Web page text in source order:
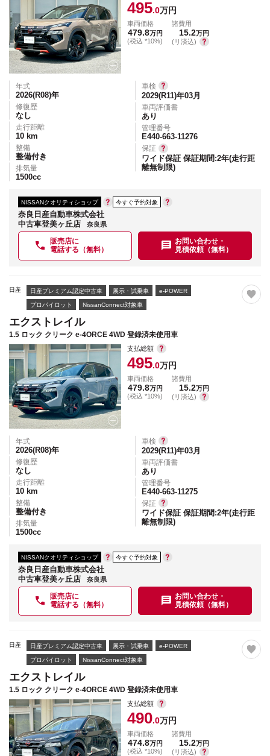
495.0万円
車両価格
479.8万円
(税込 *10%)
諸費用
15.2万円
(リ済込)
年式
2026(R08)年
修復歴
なし
走行距離
10 km
整備
整備付き
排気量
1500cc
車検
2029(R11)年03月
車両評価書
あり
管理番号
E440-663-11276
保証
ワイド保証 保証期間:2年(走行距
離無制限)
NISSANクオリティショップ 今すぐ予約対象
奈良日産自動車株式会社
中古車登美ヶ丘店
奈良県
販売店に
電話する（無料）
お問い合わせ・
見積依頼（無料）
日産 日産プレミアム認定中古車 展示・試乗車 e-POWER
プロパイロット NissanConnect対象車
エクストレイル
1.5 ロック クリーク e-4ORCE 4WD 登録済未使用車
支払総額
495.0万円
車両価格
479.8万円
(税込 *10%)
諸費用
15.2万円
(リ済込)
年式
2026(R08)年
修復歴
なし
走行距離
10 km
整備
整備付き
排気量
1500cc
車検
2029(R11)年03月
車両評価書
あり
管理番号
E440-663-11275
保証
ワイド保証 保証期間:2年(走行距
離無制限)
NISSANクオリティショップ 今すぐ予約対象
奈良日産自動車株式会社
中古車登美ヶ丘店
奈良県
販売店に
電話する（無料）
お問い合わせ・
見積依頼（無料）
日産 日産プレミアム認定中古車 展示・試乗車 e-POWER
プロパイロット NissanConnect対象車
エクストレイル
1.5 ロック クリーク e-4ORCE 4WD 登録済未使用車
支払総額
490.0万円
車両価格
474.8万円
(税込 *10%)
諸費用
15.2万円
(リ済込)